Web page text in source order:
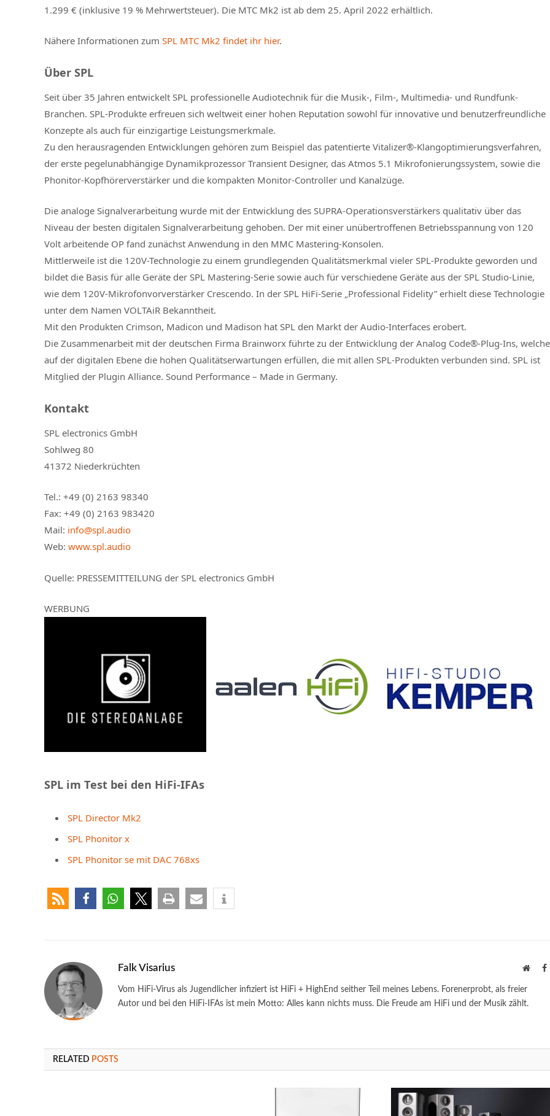
1.299 € (inklusive 19 % Mehrwertsteuer). Die MTC Mk2 ist ab dem 25. April 2022 erhältlich.
Nähere Informationen zum SPL MTC Mk2 findet ihr hier.
Über SPL
Seit über 35 Jahren entwickelt SPL professionelle Audiotechnik für die Musik-, Film-, Multimedia- und Rundfunk-
Branchen. SPL-Produkte erfreuen sich weltweit einer hohen Reputation sowohl für innovative und benutzerfreundliche
Konzepte als auch für einzigartige Leistungsmerkmale.
Zu den herausragenden Entwicklungen gehören zum Beispiel das patentierte Vitalizer®-Klangoptimierungsverfahren,
der erste pegelunabhängige Dynamikprozessor Transient Designer, das Atmos 5.1 Mikrofonierungssystem, sowie die
Phonitor-Kopfhörerverstärker und die kompakten Monitor-Controller und Kanalzüge.
Die analoge Signalverarbeitung wurde mit der Entwicklung des SUPRA-Operationsverstärkers qualitativ über das
Niveau der besten digitalen Signalverarbeitung gehoben. Der mit einer unübertroffenen Betriebsspannung von 120
Volt arbeitende OP fand zunächst Anwendung in den MMC Mastering-Konsolen.
Mittlerweile ist die 120V-Technologie zu einem grundlegenden Qualitätsmerkmal vieler SPL-Produkte geworden und
bildet die Basis für alle Geräte der SPL Mastering-Serie sowie auch für verschiedene Geräte aus der SPL Studio-Linie,
wie dem 120V-Mikrofonvorverstärker Crescendo. In der SPL HiFi-Serie „Professional Fidelity” erhielt diese Technologie
unter dem Namen VOLTAiR Bekanntheit.
Mit den Produkten Crimson, Madicon und Madison hat SPL den Markt der Audio-Interfaces erobert.
Die Zusammenarbeit mit der deutschen Firma Brainworx führte zu der Entwicklung der Analog Code®-Plug-Ins, welche
auf der digitalen Ebene die hohen Qualitätserwartungen erfüllen, die mit allen SPL-Produkten verbunden sind. SPL ist
Mitglied der Plugin Alliance. Sound Performance – Made in Germany.
Kontakt
SPL electronics GmbH
Sohlweg 80
41372 Niederkrüchten
Tel.: +49 (0) 2163 98340
Fax: +49 (0) 2163 983420
Mail: info@spl.audio
Web: www.spl.audio
Quelle: PRESSEMITTEILUNG der SPL electronics GmbH
WERBUNG
SPL im Test bei den HiFi-IFAs
SPL Director Mk2
SPL Phonitor x
SPL Phonitor se mit DAC 768xs
Falk Visarius
Vom HiFi-Virus als Jugendlicher infiziert ist HiFi + HighEnd seither Teil meines Lebens. Forenerprobt, als freier
Autor und bei den HiFi-IFAs ist mein Motto: Alles kann nichts muss. Die Freude am HiFi und der Musik zählt.
RELATED POSTS